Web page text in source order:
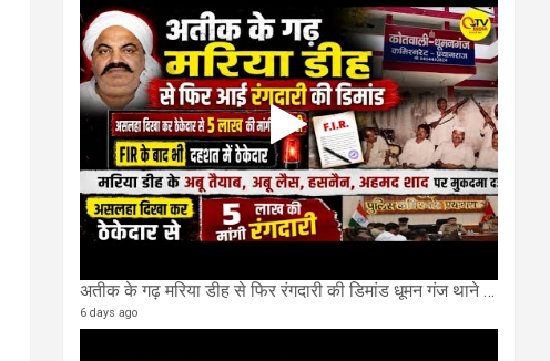
अतीक के गढ़ मरिया डीह से फिर रंगदारी की डिमांड धूमन गंज थाने मे 4 के खिलाफ मुकदमा दर्ज
6 days ago